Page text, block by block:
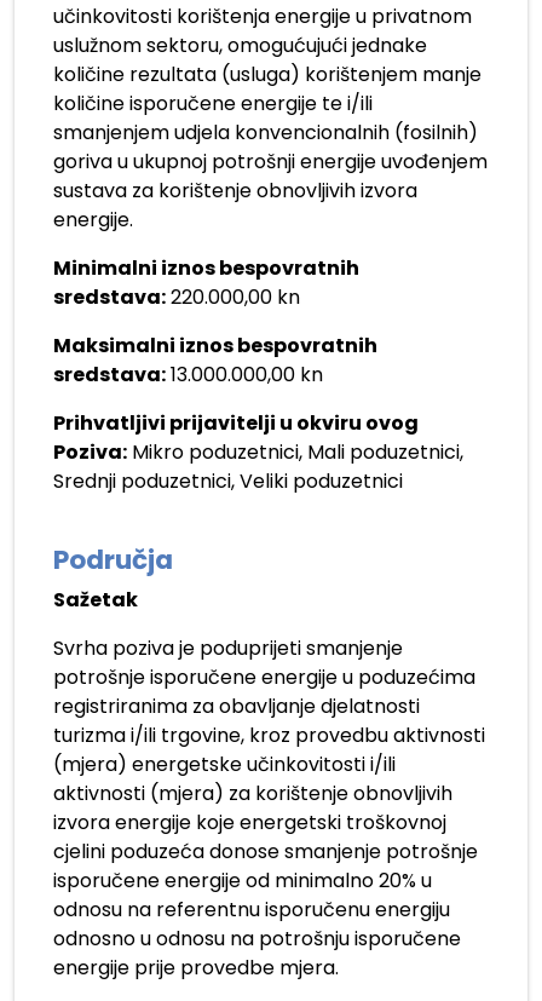
učinkovitosti korištenja energije u privatnom
uslužnom sektoru, omogućujući jednake
količine rezultata (usluga) korištenjem manje
količine isporučene energije te i/ili
smanjenjem udjela konvencionalnih (fosilnih)
goriva u ukupnoj potrošnji energije uvođenjem
sustava za korištenje obnovljivih izvora
energije.
Minimalni iznos bespovratnih
sredstava:220.000,00 kn
Maksimalni iznos bespovratnih
sredstava:13.000.000,00 kn
Prihvatljivi prijavitelji u okviru ovog
Poziva: Mikro poduzetnici, Mali poduzetnici,
Srednji poduzetnici, Veliki poduzetnici
Područja
Sažetak
Svrha poziva je poduprijeti smanjenje
potrošnje isporučene energije u poduzećima
registriranima za obavljanje djelatnosti
turizma i/ili trgovine, kroz provedbu aktivnosti
(mjera) energetske učinkovitosti i/ili
aktivnosti (mjera) za korištenje obnovljivih
izvora energije koje energetski troškovnoj
cjelini poduzeća donose smanjenje potrošnje
isporučene energije od minimalno 20% u
odnosu na referentnu isporučenu energiju
odnosno u odnosu na potrošnju isporučene
energije prije provedbe mjera.